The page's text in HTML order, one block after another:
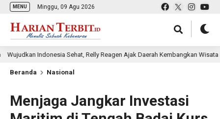
MENU Minggu, 09 Agu 2026
Indonesia Sehat, Relly Reagen Ajak Daerah Kembangkan Wisata Kebugaran
Beranda Nasional
Menjaga Jangkar Investasi